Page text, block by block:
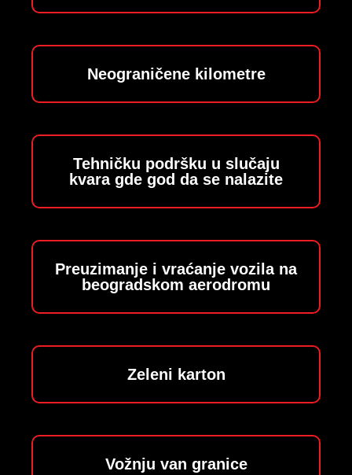
Neograničene kilometre
Tehničku podršku u slučaju
kvara gde god da se nalazite
Preuzimanje i vraćanje vozila na
beogradskom aerodromu
Zeleni karton
Vožnju van granice